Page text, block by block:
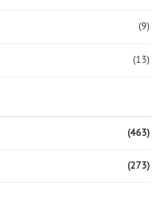
(9)
(13)
(463)
(273)